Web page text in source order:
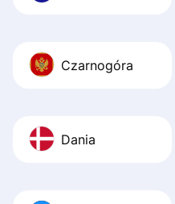
Czarnogóra
Dania